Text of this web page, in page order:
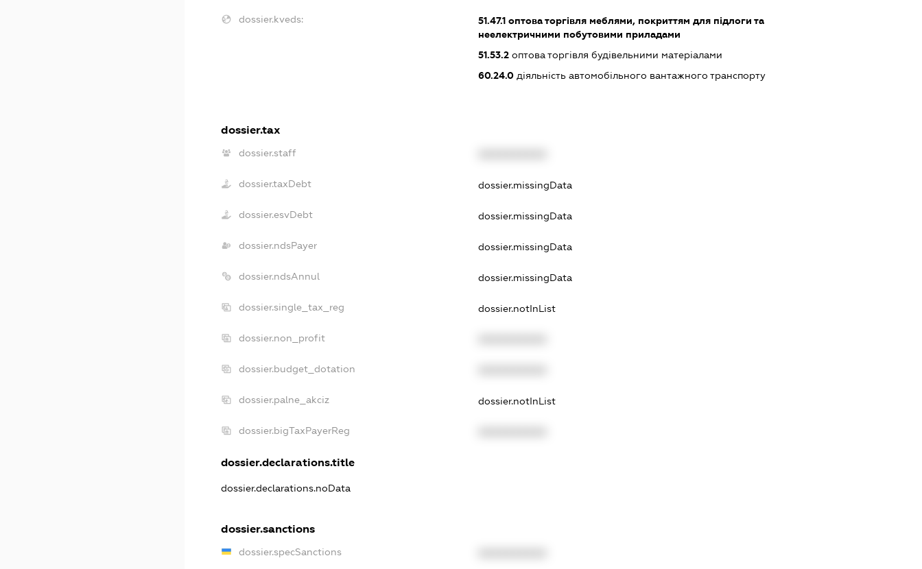
dossier.kveds: 51.47.1 оптова торгівля меблями, покриттям для підлоги та
неелектричними побутовими приладами
51.53.2 оптова торгівля будівельними матеріалами
60.24.0 діяльність автомобільного вантажного транспорту
dossier.tax
dossier.staff
dossier.taxDebt dossier.missingData
dossier.esvDebt dossier.missingData
dossier.ndsPayer dossier.missingData
dossier.ndsAnnul dossier.missingData
dossier.single_tax_reg dossier.notInList
dossier.non_profit
dossier.budget_dotation
dossier.palne_akciz dossier.notInList
dossier.bigTaxPayerReg
dossier.declarations.title
dossier.declarations.noData
dossier.sanctions
dossier.specSanctions